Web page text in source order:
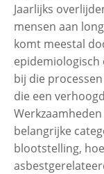
Jaarlijks
mensen aan
komt meestal
epidemiologisch
bij die
die een
belangrijke
blootstelling,